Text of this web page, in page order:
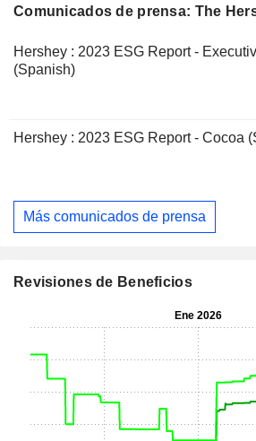
Comunicados de prensa: The
Hershey : 2023 ESG Report -
(Spanish)
Hershey : 2023 ESG Report - Cocoa
Más comunicados de prensa
Revisiones de Beneficios